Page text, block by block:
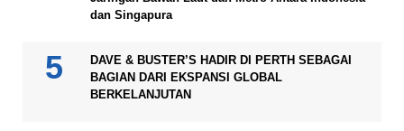
dan Singapura
DAVE & BUSTER’S HADIR DI PERTH SEBAGAI
BAGIAN DARI EKSPANSI GLOBAL
BERKELANJUTAN